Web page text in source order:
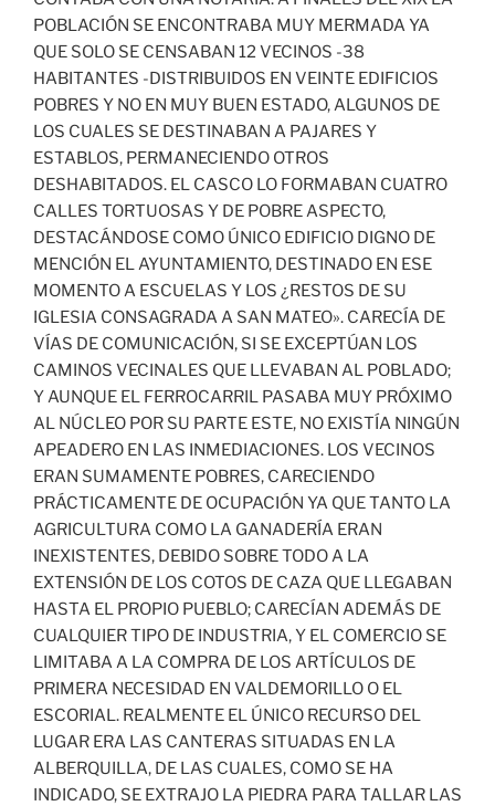
POBLACIÓN SE ENCONTRABA MUY MERMADA YA
QUE SOLO SE CENSABAN 12 VECINOS -38
HABITANTES -DISTRIBUIDOS EN VEINTE EDIFICIOS
POBRES Y NO EN MUY BUEN ESTADO, ALGUNOS DE
LOS CUALES SE DESTINABAN A PAJARES Y
ESTABLOS, PERMANECIENDO OTROS
DESHABITADOS. EL CASCO LO FORMABAN CUATRO
CALLES TORTUOSAS Y DE POBRE ASPECTO,
DESTACÁNDOSE COMO ÚNICO EDIFICIO DIGNO DE
MENCIÓN EL AYUNTAMIENTO, DESTINADO EN ESE
MOMENTO A ESCUELAS Y LOS ¿RESTOS DE SU
IGLESIA CONSAGRADA A SAN MATEO». CARECÍA DE
VÍAS DE COMUNICACIÓN, SI SE EXCEPTÚAN LOS
CAMINOS VECINALES QUE LLEVABAN AL POBLADO;
Y AUNQUE EL FERROCARRIL PASABA MUY PRÓXIMO
AL NÚCLEO POR SU PARTE ESTE, NO EXISTÍA NINGÚN
APEADERO EN LAS INMEDIACIONES. LOS VECINOS
ERAN SUMAMENTE POBRES, CARECIENDO
PRÁCTICAMENTE DE OCUPACIÓN YA QUE TANTO LA
AGRICULTURA COMO LA GANADERÍA ERAN
INEXISTENTES, DEBIDO SOBRE TODO A LA
EXTENSIÓN DE LOS COTOS DE CAZA QUE LLEGABAN
HASTA EL PROPIO PUEBLO; CARECÍAN ADEMÁS DE
CUALQUIER TIPO DE INDUSTRIA, Y EL COMERCIO SE
LIMITABA A LA COMPRA DE LOS ARTÍCULOS DE
PRIMERA NECESIDAD EN VALDEMORILLO O EL
ESCORIAL. REALMENTE EL ÚNICO RECURSO DEL
LUGAR ERA LAS CANTERAS SITUADAS EN LA
ALBERQUILLA, DE LAS CUALES, COMO SE HA
INDICADO, SE EXTRAJO LA PIEDRA PARA TALLAR LAS